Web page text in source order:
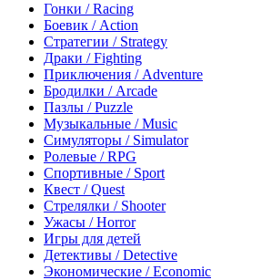
Гонки / Racing
Боевик / Action
Стратегии / Strategy
Драки / Fighting
Приключения / Adventure
Бродилки / Arcade
Пазлы / Puzzle
Музыкальные / Music
Симуляторы / Simulator
Ролевые / RPG
Спортивные / Sport
Квест / Quest
Стрелялки / Shooter
Ужасы / Horror
Игры для детей
Детективы / Detective
Экономические / Economic